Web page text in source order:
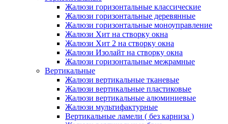
Жалюзи горизонтальные классические
Жалюзи горизонтальные деревянные
Жалюзи горизонтальные моноуправление
Жалюзи Хит на створку окна
Жалюзи Хит 2 на створку окна
Жалюзи Изолайт на створку окна
Жалюзи горизонтальные межрамные
Вертикальные
Жалюзи вертикальные тканевые
Жалюзи вертикальные пластиковые
Жалюзи вертикальные алюминиевые
Жалюзи мультифактурные
Вертикальные ламели ( без карниза )